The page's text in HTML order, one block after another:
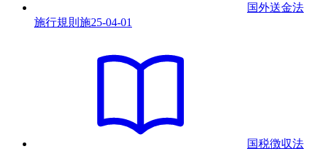
国外送金法
施行規則 施25-04-01
国税徴収法